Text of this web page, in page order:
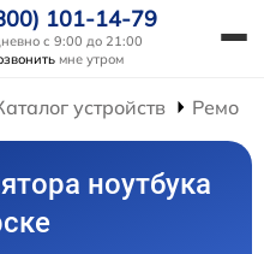
101-14-79
с 9:00 до 21:00
мне утром
устройств
ноутбука